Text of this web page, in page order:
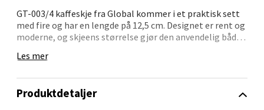
GT-003/4 kaffeskje fra Global kommer i et praktisk sett
med fire og har en lengde på 12,5 cm. Designet er rent og
moderne, og skjeens størrelse gjør den anvendelig både
dessertskje og stekkniv i samme stil. For å bevare
Les mer
Produktdetaljer
0 i butikk